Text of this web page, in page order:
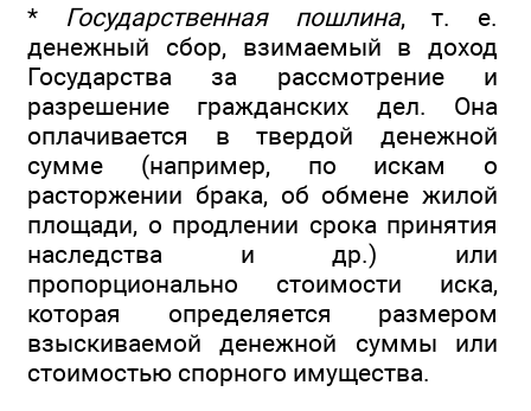
* Государственная пошлина, т. е.
денежный сбор, взимаемый в доход
Государства за рассмотрение и
разрешение гражданских дел. Она
оплачивается в твердой денежной
сумме (например, по искам о
расторжении брака, об обмене жилой
площади, о продлении срока принятия
наследства и др.) или
пропорционально стоимости иска,
которая определяется размером
взыскиваемой денежной суммы или
стоимостью спорного имущества.